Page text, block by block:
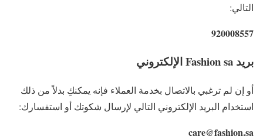
التالي:
920008557
بريد Fashion sa الإلكتروني
أو إن لم ترغبي بالاتصال بخدمة العملاء فإنه يمكنكِ بدلاً من ذلك
استخدام البريد الإلكتروني التالي لإرسال شكوتك أو استفسارك:
care@fashion.sa